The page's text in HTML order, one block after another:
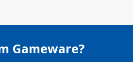
Gameware?